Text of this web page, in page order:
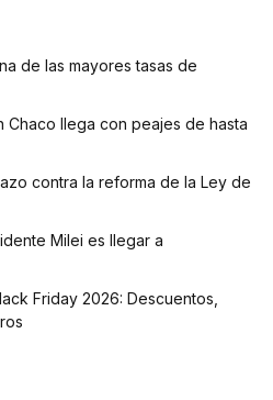
de las mayores tasas de
Chaco llega con peajes de hasta
contra la reforma de la Ley de
Milei es llegar a
Friday 2026: Descuentos,